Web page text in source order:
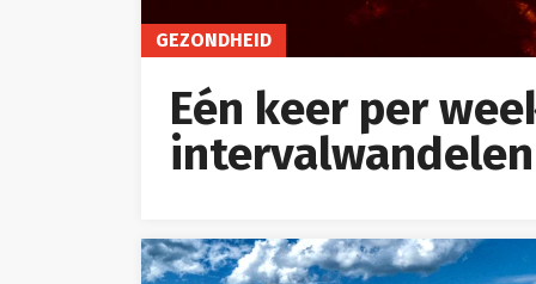
GEZONDHEID
Eén keer per